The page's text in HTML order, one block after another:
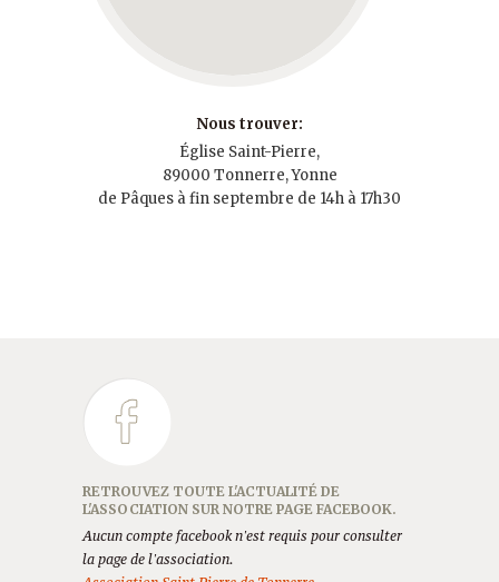
Nous trouver:
Église Saint-Pierre,
89000 Tonnerre, Yonne
de Pâques à fin septembre de 14h à 17h30
RETROUVEZ TOUTE L'ACTUALITÉ DE
L'ASSOCIATION SUR NOTRE PAGE FACEBOOK.
Aucun compte facebook n'est requis pour consulter
la page de l'association.